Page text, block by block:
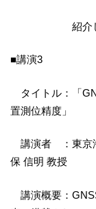
紹介しま
■講演3
タイトル：「
置測位精度」
講演者 ：東京
保 信明 教授
講演概要：